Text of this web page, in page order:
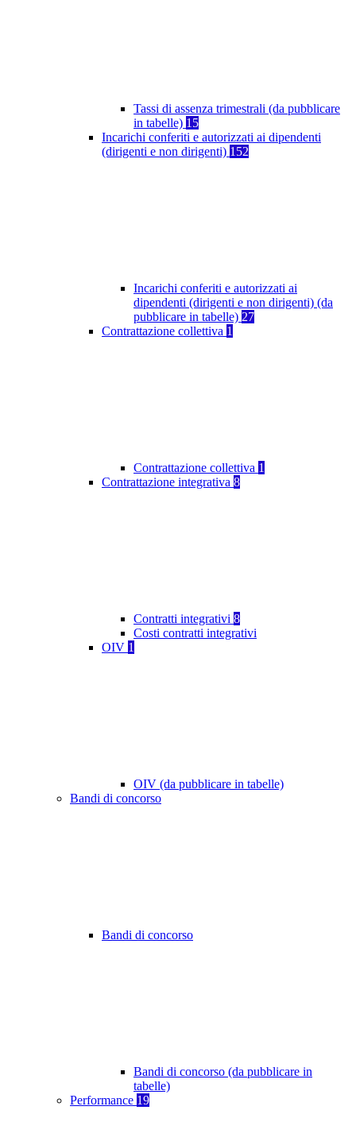
Tassi di assenza trimestrali (da pubblicare
in tabelle) 15
Incarichi conferiti e autorizzati ai dipendenti
(dirigenti e non dirigenti) 152
Incarichi conferiti e autorizzati ai
dipendenti (dirigenti e non dirigenti) (da
pubblicare in tabelle) 27
Contrattazione collettiva 1
Contrattazione collettiva 1
Contrattazione integrativa 8
Contratti integrativi 8
Costi contratti integrativi
OIV 1
OIV (da pubblicare in tabelle)
Bandi di concorso
Bandi di concorso
Bandi di concorso (da pubblicare in
tabelle)
Performance 19